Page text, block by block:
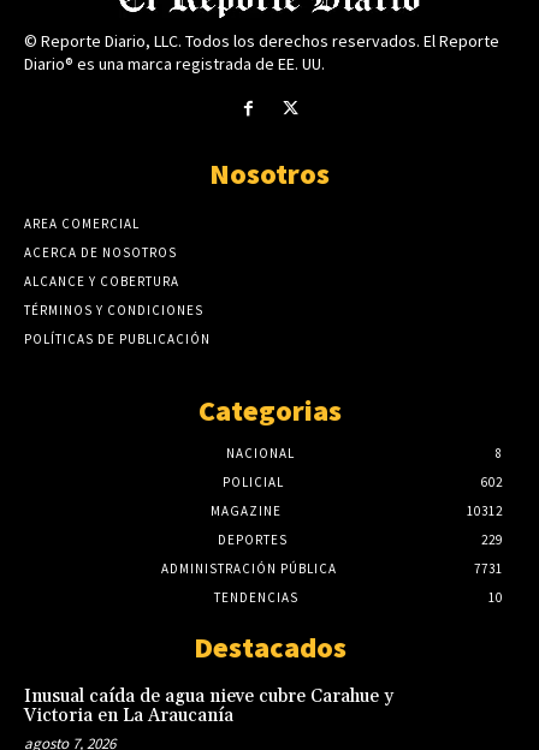
© Reporte Diario, LLC. Todos los derechos reservados. El Reporte
Diario® es una marca registrada de EE. UU.
Nosotros
AREA COMERCIAL
ACERCA DE NOSOTROS
ALCANCE Y COBERTURA
TÉRMINOS Y CONDICIONES
POLÍTICAS DE PUBLICACIÓN
Categorias
NACIONAL
8
POLICIAL
602
MAGAZINE
10312
DEPORTES
229
ADMINISTRACIÓN PÚBLICA
7731
TENDENCIAS
10
Destacados
Inusual caída de agua nieve cubre Carahue y
Victoria en La Araucanía
agosto 7, 2026